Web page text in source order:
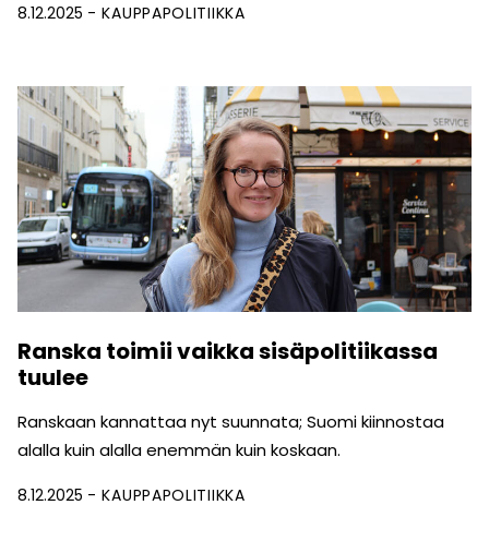
8.12.2025 KAUPPAPOLITIIKKA
Ranska toimii vaikka sisäpolitiikassa
tuulee
Ranskaan kannattaa nyt suunnata; Suomi kiinnostaa
alalla kuin alalla enemmän kuin koskaan.
8.12.2025 KAUPPAPOLITIIKKA